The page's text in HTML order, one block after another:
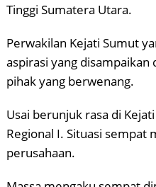
Tinggi Sumatera Utara.
Perwakilan Kejati Sumut
aspirasi yang
pihak yang berwenang.
Usai berunjuk rasa di
Regional I. Situasi sempat
perusahaan.